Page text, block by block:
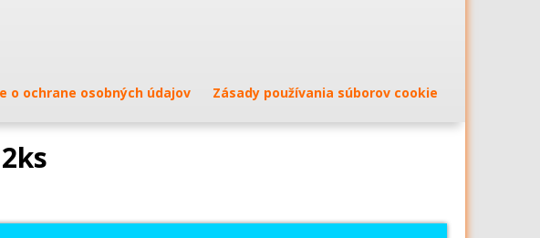
o ochrane osobných údajov Zásady používania súborov cookie